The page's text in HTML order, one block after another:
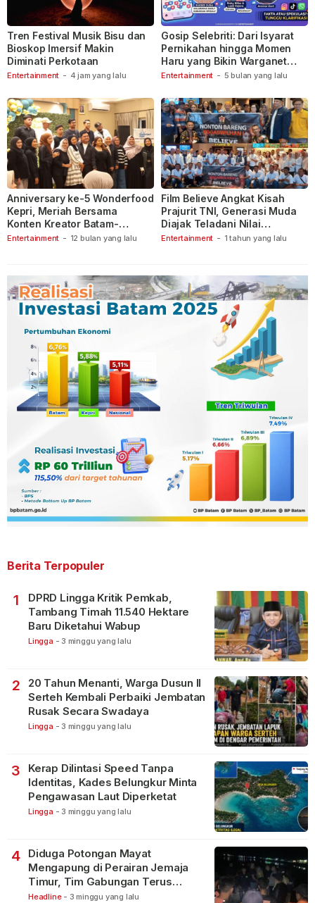
Entertainment - 4 jam yang lalu
Tren Festival Musik Bisu dan
Bioskop Imersif Makin
Diminati Perkotaan
Entertainment - 5 bulan yang lalu
Gosip Selebriti: Dari Isyarat
Pernikahan hingga Momen
Haru yang Bikin Warganet
Berspekulasi
Entertainment - 12 bulan yang lalu
Anniversary ke-5 Wonderfood
Kepri, Meriah Bersama
Konten Kreator Batam-
Tanjungpinang
Entertainment - 1 tahun yang lalu
Film Believe Angkat Kisah
Prajurit TNI, Generasi Muda
Diajak Teladani Nilai
Keberanian
Berita Terpopuler
1
DPRD Lingga Kritik Pemkab,
Tambang Timah 11.540 Hektare
Baru Diketahui Wabup
Lingga - 3 minggu yang lalu
2
20 Tahun Menanti, Warga Dusun II
Serteh Kembali Perbaiki Jembatan
Rusak Secara Swadaya
Lingga - 3 minggu yang lalu
3
Kerap Dilintasi Speed Tanpa
Identitas, Kades Belungkur Minta
Pengawasan Laut Diperketat
Lingga - 3 minggu yang lalu
4
Diduga Potongan Mayat
Mengapung di Perairan Jemaja
Timur, Tim Gabungan Terus
Lakukan Pencarian
Headline - 3 minggu yang lalu